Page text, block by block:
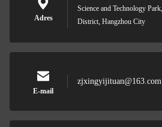
Adres
Science and Technology
District, Hangzhou City
E-mail
zjxingyijituan@163.com